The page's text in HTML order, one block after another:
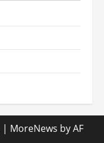
| MoreNews by AF